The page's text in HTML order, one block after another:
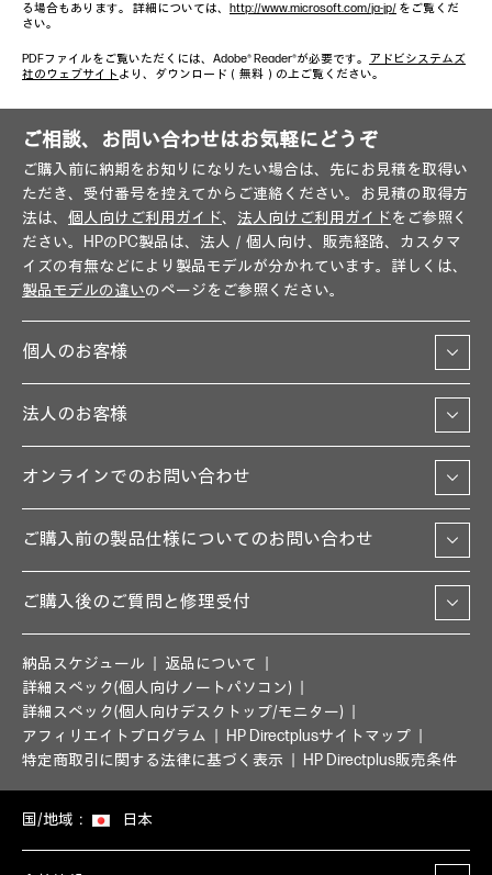
る場合もあります。 詳細については、 http://www.microsoft.com/ja-jp/ をご覧くだ
さい。
PDFファイルをご覧いただくには、Adobe® Reader®が必要です。 アドビシステムズ
社のウェブサイト より、ダウンロード（無料）の上ご覧ください。
ご相談、お問い合わせはお気軽にどうぞ
ご購入前に納期をお知りになりたい場合は、先にお見積を取得い
ただき、受付番号を控えてからご連絡ください。お見積の取得方
法は、 個人向けご利用ガイド、 法人向けご利用ガイドをご参照く
ださい。HPのPC製品は、法人／個人向け、販売経路、カスタマ
イズの有無などにより製品モデルが分かれています。詳しくは、
製品モデルの違いのページをご参照ください。
個人のお客様
法人のお客様
オンラインでのお問い合わせ
ご購入前の製品仕様についてのお問い合わせ
ご購入後のご質問と修理受付
納品スケジュール
返品について
詳細スペック(個人向けノートパソコン)
詳細スペック(個人向けデスクトップ/モニター)
アフィリエイトプログラム
HP Directplusサイトマップ
特定商取引に関する法律に基づく表示
HP Directplus販売条件
国/地域： 日本